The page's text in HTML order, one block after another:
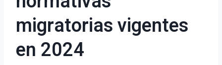
migratorias vigentes
en 2024